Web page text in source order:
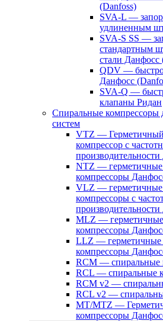
(Danfoss)
SVA-L —
удлиненным
SVA-S SS —
стандартным
стали Данфосс
QDV —
Данфосс
SVA-Q —
клапаны Ридан
Спиральные компрессоры
систем
VTZ —
компрессор с
NTZ —
компрессоры
VLZ — герметичные
компрессоры с
MLZ —
компрессоры
LLZ — герметичные
компрессоры
RCM — спиральные
RCL — спиральные
RCM v2 —
RCL v2 —
MT/MTZ —
компрессоры